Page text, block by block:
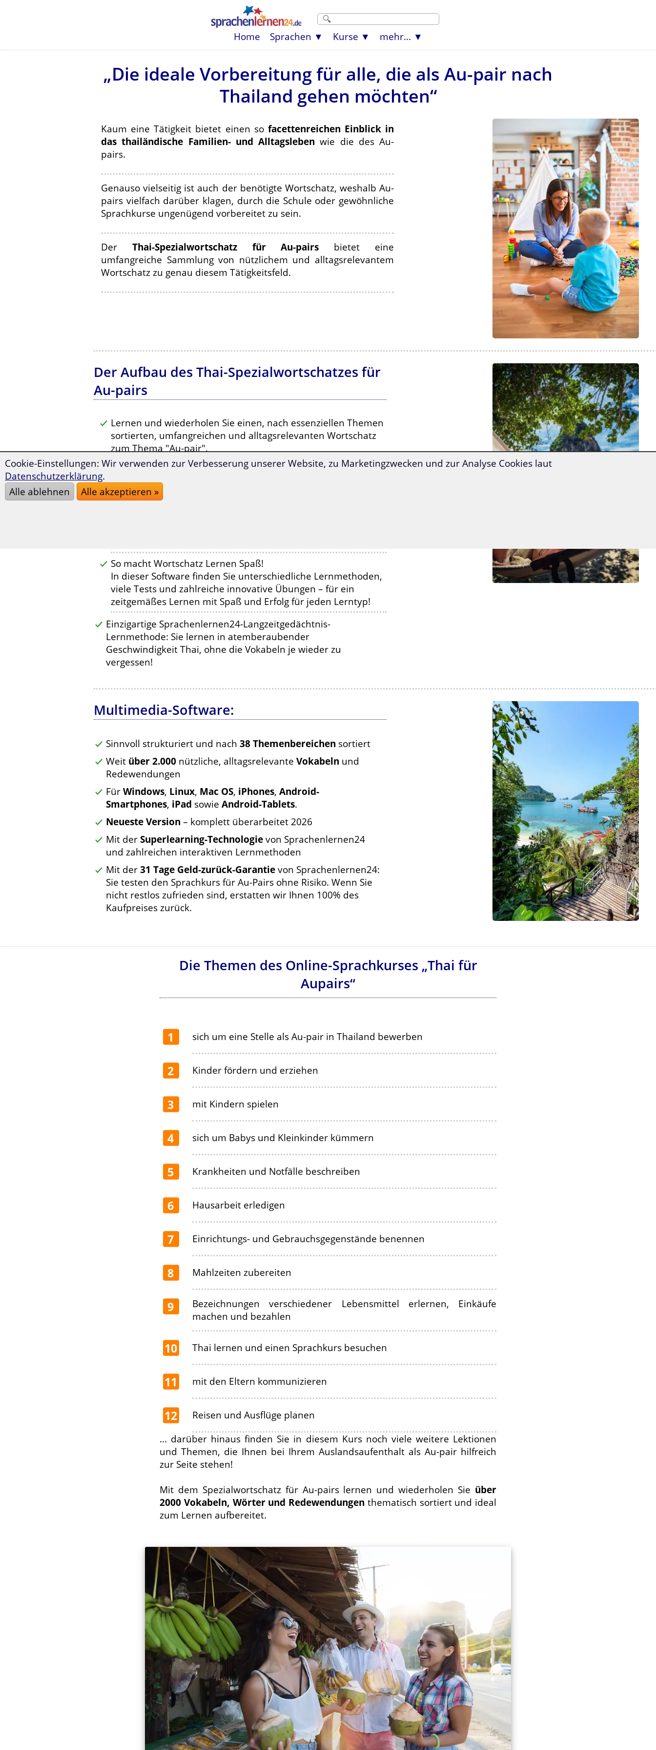
Home Sprachen Kurse mehr...
„Die ideale Vorbereitung für alle, die als Au-pair nach
Thailand gehen möchten“
Kaum eine Tätigkeit bietet einen so facettenreichen Einblick in
das thailändische Familien- und Alltagsleben wie die des Au-
pairs.
Genauso vielseitig ist auch der benötigte Wortschatz, weshalb Au-
pairs vielfach darüber klagen, durch die Schule oder gewöhnliche
Sprachkurse ungenügend vorbereitet zu sein.
Der Thai-Spezialwortschatz für Au-pairs bietet eine
umfangreiche Sammlung von nützlichem und alltagsrelevantem
Wortschatz zu genau diesem Tätigkeitsfeld.
Der Aufbau des Thai-Spezialwortschatzes für
Au-pairs
Lernen und wiederholen Sie einen, nach essenziellen Themen
sortierten, umfangreichen und alltagsrelevanten Wortschatz
zum Thema "Au-pair".
Über 2.000 thailändische Wörter und Redewendungen sind
sinnvoll geordnet und innerhalb einer Lektion ideal zum
Lernen aufbereitet.
So macht Wortschatz Lernen Spaß!
In dieser Software finden Sie unterschiedliche Lernmethoden,
viele Tests und zahlreiche innovative Übungen – für ein
zeitgemäßes Lernen mit Spaß und Erfolg für jeden Lerntyp!
Einzigartige Sprachenlernen24-Langzeitgedächtnis-
Lernmethode: Sie lernen in atemberaubender
Geschwindigkeit Thai, ohne die Vokabeln je wieder zu
vergessen!
Multimedia-Software:
Sinnvoll strukturiert und nach 38 Themenbereichen sortiert
Weit über 2.000 nützliche, alltagsrelevante Vokabeln und
Redewendungen
Für Windows, Linux, Mac OS, iPhones, Android-
Smartphones, iPad sowie Android-Tablets.
Neueste Version – komplett überarbeitet 2026
Mit der Superlearning-Technologie von Sprachenlernen24
und zahlreichen interaktiven Lernmethoden
Mit der 31 Tage Geld-zurück-Garantie von Sprachenlernen24:
Sie testen den Sprachkurs für Au-Pairs ohne Risiko. Wenn Sie
nicht restlos zufrieden sind, erstatten wir Ihnen 100% des
Kaufpreises zurück.
Die Themen des Online-Sprachkurses „Thai für
Aupairs“
1 sich um eine Stelle als Au-pair in Thailand bewerben
2 Kinder fördern und erziehen
3 mit Kindern spielen
4 sich um Babys und Kleinkinder kümmern
5 Krankheiten und Notfälle beschreiben
6 Hausarbeit erledigen
7 Einrichtungs- und Gebrauchsgegenstände benennen
8 Mahlzeiten zubereiten
9
Bezeichnungen verschiedener Lebensmittel erlernen, Einkäufe
machen und bezahlen
10 Thai lernen und einen Sprachkurs besuchen
11 mit den Eltern kommunizieren
12
Reisen und Ausflüge planen
... darüber hinaus finden Sie in diesem Kurs noch viele weitere Lektionen
und Themen, die Ihnen bei Ihrem Auslandsaufenthalt als Au-pair hilfreich
zur Seite stehen!
Mit dem Spezialwortschatz für Au-pairs lernen und wiederholen Sie über
2000 Vokabeln, Wörter und Redewendungen thematisch sortiert und ideal
zum Lernen aufbereitet.
Cookie-Einstellungen: Wir verwenden zur Verbesserung unserer Website, zu Marketingzwecken und zur Analyse Cookies laut
Datenschutzerklärung.
Alle ablehnen
Alle akzeptieren »